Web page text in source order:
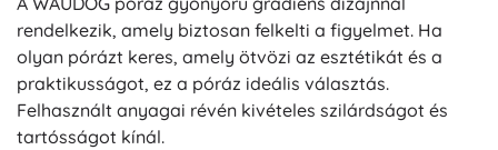
rendelkezik, amely biztosan felkelti a figyelmet. Ha
olyan pórázt keres, amely ötvözi az esztétikát és a
praktikusságot, ez a póráz ideális választás.
Felhasznált anyagai révén kivételes szilárdságot és
tartósságot kínál.